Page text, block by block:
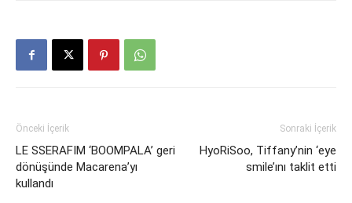
Önceki İçerik
LE SSERAFIM ‘BOOMPALA’ geri
dönüşünde Macarena’yı
kullandı
Sonraki İçerik
HyoRiSoo, Tiffany’nin ‘eye
smile’ını taklit etti